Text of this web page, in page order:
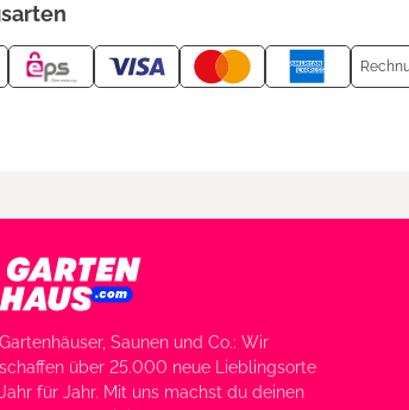
Gartenhäuser, Saunen und Co.: Wir
schaffen über 25.000 neue Lieblingsorte
Jahr für Jahr. Mit uns machst du deinen